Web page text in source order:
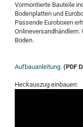
Vormontierte Bauteile
Bodenplatten und
Passende Euroboxen
Boden.
Aufbauanleitung (PDF
Heckauszug einbauen: